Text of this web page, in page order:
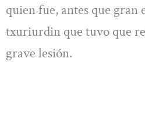
quien fue, antes que gran
txuriurdin que tuvo que
grave lesión.